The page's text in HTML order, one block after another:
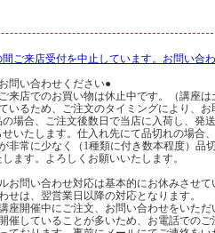
間ご来店受付を中止しています。お問い
問い合わせください●
店でのお買い物は休止中です。（講座は
るため、ご注文のタイミングにより、お
場合、ご注文後数日で当店に入荷し、
いたします。仕入れ先にて品切れの場合
非常に少なく（1種類に付き数本程度）
ます。よろしくお願いいたします。
問い合わせ対応は基本的にお休みさせて
は、翌営業日以降の対応となります。
開催中にご注文、お問い合わせをいた
していることが多いため、お電話での